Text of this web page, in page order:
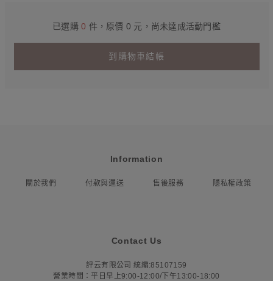
已選購0 件，原價 0 元，尚未達成活動門檻
到購物車結帳
Information
關於我們 付款與運送 售後服務 隱私權政策
Contact Us
評云有限公司 統編:85107159
營業時間：平日早上9:00-12:00/下午13:00-18:00